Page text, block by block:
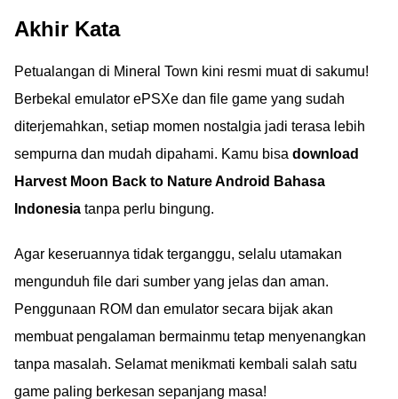
Akhir Kata
Petualangan di Mineral Town kini resmi muat di sakumu!
Berbekal emulator ePSXe dan file game yang sudah
diterjemahkan, setiap momen nostalgia jadi terasa lebih
sempurna dan mudah dipahami. Kamu bisa download
Harvest Moon Back to Nature Android Bahasa
Indonesia tanpa perlu bingung.
Agar keseruannya tidak terganggu, selalu utamakan
mengunduh file dari sumber yang jelas dan aman.
Penggunaan ROM dan emulator secara bijak akan
membuat pengalaman bermainmu tetap menyenangkan
tanpa masalah. Selamat menikmati kembali salah satu
game paling berkesan sepanjang masa!